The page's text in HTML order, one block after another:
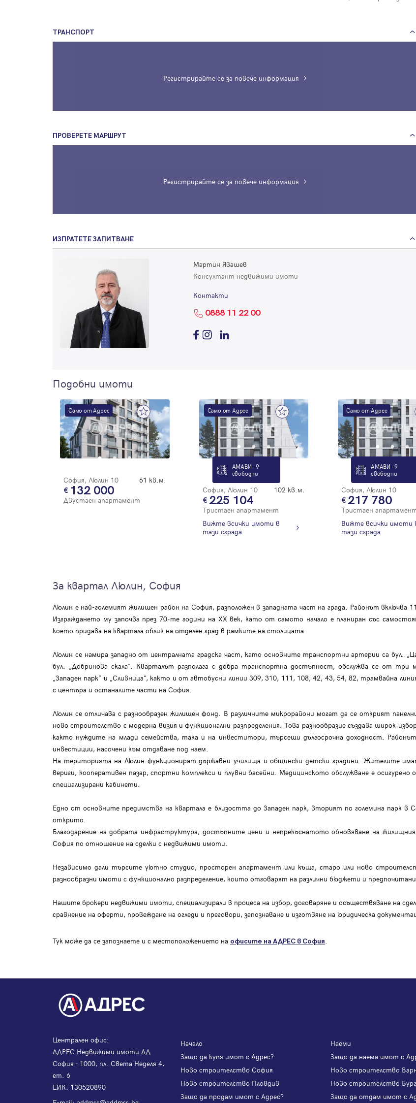
ТРАНСПОРТ
Регистрирайте се за повече информация
ПРОВЕРЕТЕ МАРШРУТ
Регистрирайте се за повече информация
ИЗПРАТЕТЕ ЗАПИТВАНЕ
Мартин Явашев
Консултант недвижими имоти
Контакти
0888 11 22 00
Подобни имоти
Само от Адрес
София, Люлин 10 61 кв.м.
132 000
Двустаен апартамент
Само от Адрес
АМАВИ - 9
свободни
София, Люлин 10 102 кв.м.
225 104
Тристаен апартамент
Вижте всички имоти в
тази сграда
Само от Адрес
АМАВИ - 9
свободни
София, Люлин 10
217 780
Тристаен
Вижте всички имоти
тази сграда
За квартал Люлин, София
Люлин е най-големият жилищен район на София, разположен в западната част на града. Районът включва
Изграждането му започва през 70-те години на XX век, като от самото начало е планиран със
което придава на квартала облик на отделен град в рамките на столицата.
Люлин се намира западно от централната градска част, като основните транспортни артерии са бул.
бул. „Добринова скала“. Кварталът разполага с добра транспортна достъпност, обслужва се от
„Западен парк” и „Сливница”, както и от автобусни линии 309, 310, 111, 108, 42, 43, 54, 82, трамвайна
с центъра и останалите части на София.
Люлин се отличава с разнообразен жилищен фонд. В различните микрорайони могат да се открият
ново строителство с модерна визия и функционални разпределения. Това разнообразие създава широк
както нуждите на млади семейства, така и на инвеститори, търсещи дългосрочна доходност.
инвестиции, насочени към отдаване под наем.
На територията на Люлин функционират държавни училища и общински детски градини. Жителите
вериги, кооперативен пазар, спортни комплекси и плувни басейни. Медицинското обслужване е
специализирани кабинети.
Едно от основните предимства на квартала е близостта до Западен парк, вторият по големина парк в
открито.
Благодарение на добрата инфраструктура, достъпните цени и непрекъснатото обновяване на
София по отношение на сделки с недвижими имоти.
Независимо дали търсите уютно студио, просторен апартамент или къща, старо или ново
разнообразни имоти с функционално разпределение, които отговарят на различни бюджети и
Нашите брокери недвижими имоти, специализирали в процеса на избор, договаряне и осъществяване на
сравнение на оферти, провеждане на огледи и преговори, запознаване и изготвяне на юридическа
Тук може да се запознаете и с местоположението на офисите на АДРЕС в София.
Успех!
Благодарим ви! Проверете имейл адрес си, за да
регистрацията.
Успех!
Благодарим ви! Очаквайте скоро да се свържем с вас!
Централен офис:
АДРЕС Недвижими имоти АД
София - 1000, пл. Света Неделя 4,
ет. 6
ЕИК: 130520890
Начало
Наеми
Защо да купя имот с Адрес?
Защо да наема имот с
Ново строителство София
Ново строителство
Ново строителство Пловдив
Ново строителство
Защо да продам имот с Адрес?
Защо да отдам имот с
по-подробна информация.
Продължи с Google
или влезте с имейл
Парола
Вход с имейл